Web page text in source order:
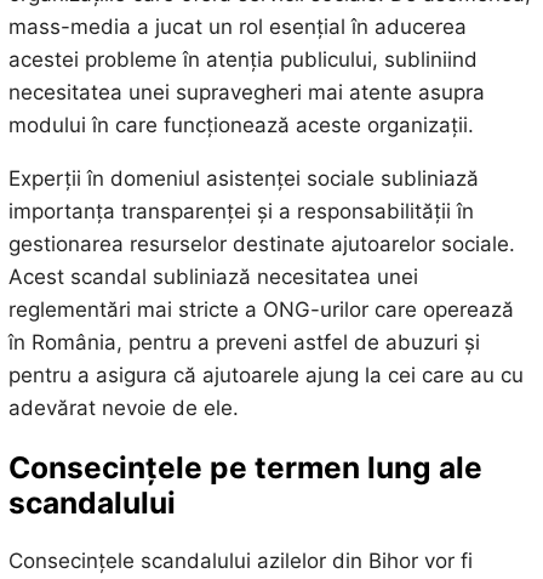
mass-media a jucat un rol esențial în aducerea
acestei probleme în atenția publicului, subliniind
necesitatea unei supravegheri mai atente asupra
modului în care funcționează aceste organizații.
Experții în domeniul asistenței sociale subliniază
importanța transparenței și a responsabilității în
gestionarea resurselor destinate ajutoarelor sociale.
Acest scandal subliniază necesitatea unei
reglementări mai stricte a ONG-urilor care operează
în România, pentru a preveni astfel de abuzuri și
pentru a asigura că ajutoarele ajung la cei care au cu
adevărat nevoie de ele.
Consecințele pe termen lung ale
scandalului
Consecințele scandalului azilelor din Bihor vor fi